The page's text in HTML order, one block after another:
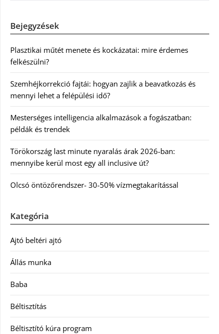
Bejegyzések
Plasztikai műtét menete és kockázatai: mire érdemes
felkészülni?
Szemhéjkorrekció fajtái: hogyan zajlik a beavatkozás és
mennyi lehet a felépülési idő?
Mesterséges intelligencia alkalmazások a fogászatban:
példák és trendek
Törökország last minute nyaralás árak 2026-ban:
mennyibe kerül most egy all inclusive út?
Olcsó öntözőrendszer- 30-50% vízmegtakarítással
Kategória
Ajtó beltéri ajtó
Állás munka
Baba
Béltisztítás
Béltisztító kúra program